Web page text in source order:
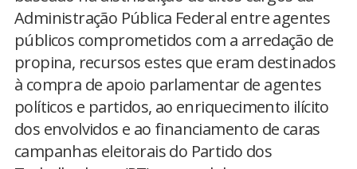
Administração Pública Federal entre agentes
públicos comprometidos com a arredação de
propina, recursos estes que eram destinados
à compra de apoio parlamentar de agentes
políticos e partidos, ao enriquecimento ilícito
dos envolvidos e ao financiamento de caras
campanhas eleitorais do Partido dos